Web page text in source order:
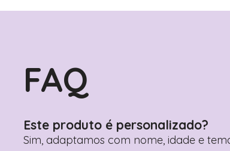
FAQ
Este produto é personalizado?
Sim, adaptamos com nome, idade e